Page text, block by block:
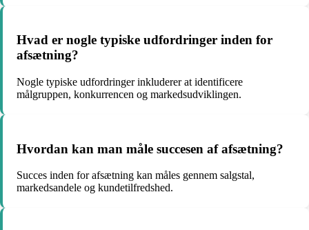
Hvad er nogle typiske udfordringer inden for
afsætning?
Nogle typiske udfordringer inkluderer at identificere
målgruppen, konkurrencen og markedsudviklingen.
Hvordan kan man måle succesen af afsætning?
Succes inden for afsætning kan måles gennem salgstal,
markedsandele og kundetilfredshed.